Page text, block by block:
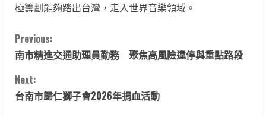
極籌劃能夠踏出台灣，走入世界音樂領域。
C
o
n
Previous:
南市精進交通助理員勤務 聚焦高風險違停與重點路段
Next:
台南市歸仁獅子會2026年捐血活動